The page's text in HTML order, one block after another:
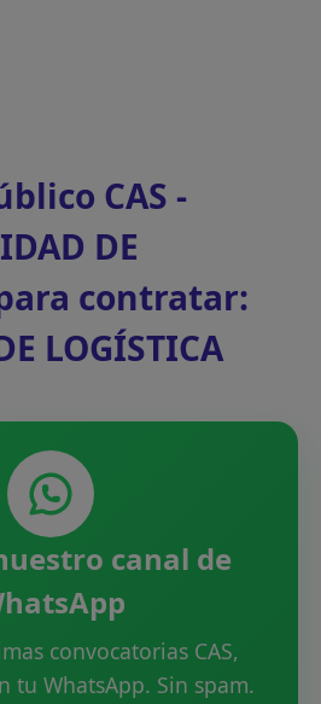
CAS -
DE
para contratar:
LOGÍSTICA
canal de
convocatorias CAS,
tu WhatsApp. Sin spam.